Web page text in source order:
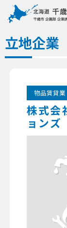
立地企業
物品賃貸業
株式会
ョンズ